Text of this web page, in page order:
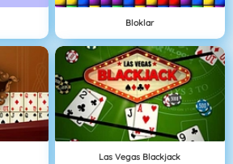
Bloklar
Las Vegas Blackjack